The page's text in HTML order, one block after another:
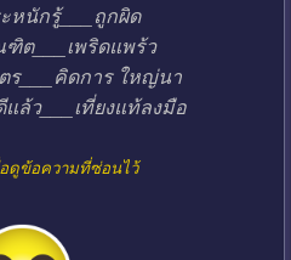
หนักรู้___ถูกผิด
ต___เพริดแพร้ว
ร___คิดการ ใหญ่นา
ล้ว___เที่ยงแท้ลงมือ
ดูข้อความที่ซ่อนไว้